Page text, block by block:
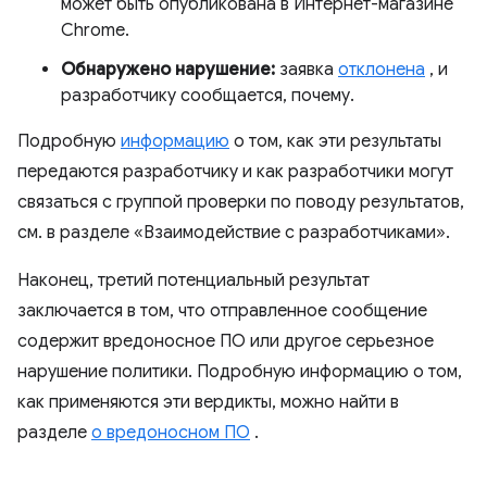
может быть опубликована в Интернет-магазине
Chrome.
Обнаружено нарушение: заявка отклонена , и
разработчику сообщается, почему.
Подробную информацию о том, как эти результаты
передаются разработчику и как разработчики могут
связаться с группой проверки по поводу результатов,
см. в разделе «Взаимодействие с разработчиками».
Наконец, третий потенциальный результат
заключается в том, что отправленное сообщение
содержит вредоносное ПО или другое серьезное
нарушение политики. Подробную информацию о том,
как применяются эти вердикты, можно найти в
разделе о вредоносном ПО .